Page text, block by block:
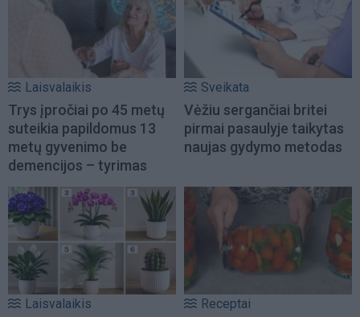
Laisvalaikis
Trys įpročiai po 45 metų
suteikia papildomus 13
metų gyvenimo be
demencijos – tyrimas
Sveikata
Vėžiu sergančiai britei
pirmai pasaulyje taikytas
naujas gydymo metodas
Laisvalaikis Receptai